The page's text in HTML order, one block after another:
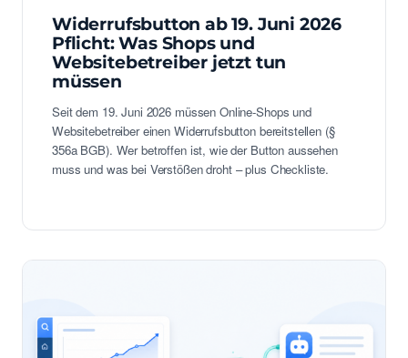
Widerrufsbutton ab 19. Juni 2026
Pflicht: Was Shops und
Websitebetreiber jetzt tun
müssen
Seit dem 19. Juni 2026 müssen Online-Shops und
Websitebetreiber einen Widerrufsbutton bereitstellen (§
356a BGB). Wer betroffen ist, wie der Button aussehen
muss und was bei Verstößen droht – plus Checkliste.